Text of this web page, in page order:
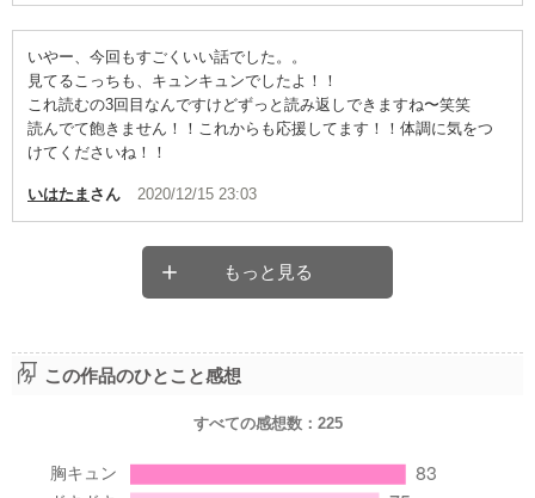
いやー、今回もすごくいい話でした。。
見てるこっちも、キュンキュンでしたよ！！
これ読むの3回目なんですけどずっと読み返しできますね〜笑笑
読んでて飽きません！！これからも応援してます！！体調に気をつ
けてくださいね！！
いはたま さん 2020/12/15 23:03
もっと見る
この作品のひとこと感想
すべての感想数： 225